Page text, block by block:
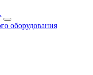
оборудования